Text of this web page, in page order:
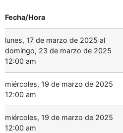
Fecha/Hora
lunes, 17 de marzo de 2025 al
domingo, 23 de marzo de 2025
12:00 am
miércoles, 19 de marzo de 2025
12:00 am
miércoles, 19 de marzo de 2025
12:00 am